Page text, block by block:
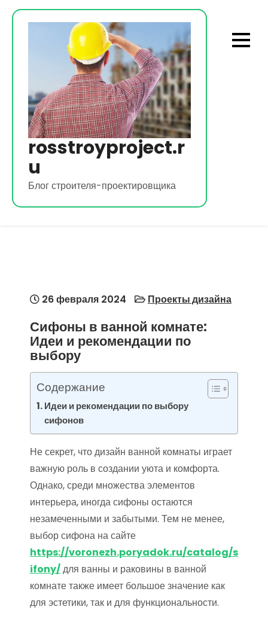
Перейти
rosstroyproject.r
u
Блог строителя-проектировщика
26 февраля 2024 Проекты дизайна
Сифоны в ванной комнате:
Идеи и рекомендации по
выбору
Содержание
Идеи и рекомендации по выбору
сифонов
Не секрет, что дизайн ванной комнаты играет
важную роль в создании уюта и комфорта.
Однако, среди множества элементов
интерьера, иногда сифоны остаются
незамеченными и забытыми. Тем не менее,
выбор сифона на сайте
https://voronezh.poryadok.ru/catalog/s
ifony/для ванны и раковины в ванной
комнате также имеет большое значение как
для эстетики, так и для функциональности.